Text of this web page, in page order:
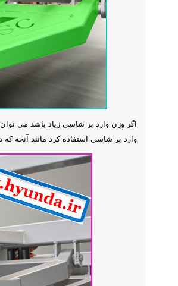
اگر وزن وارد بر شاسی زیاد باشد می
وارد بر شاسی استفاده کرد مانند آنچه